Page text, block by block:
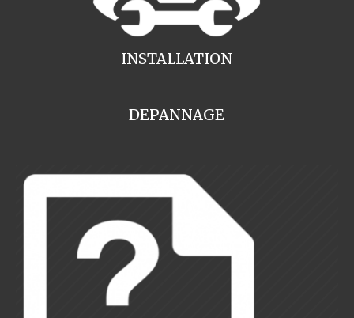
INSTALLATION
DEPANNAGE